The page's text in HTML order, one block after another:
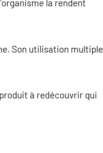
la rendent
Son utilisation multiple
à redécouvrir qui